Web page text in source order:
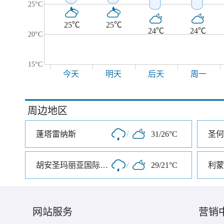
25°C
20°C
15°C
25℃ 25℃
24℃ 24℃
今天 明天 后天 周一
周边地区
蓬塔雷纳斯 / 31/26°C 圣
胡安圣玛丽亚国际机场 / 29/21°C 利
网站服务 营销